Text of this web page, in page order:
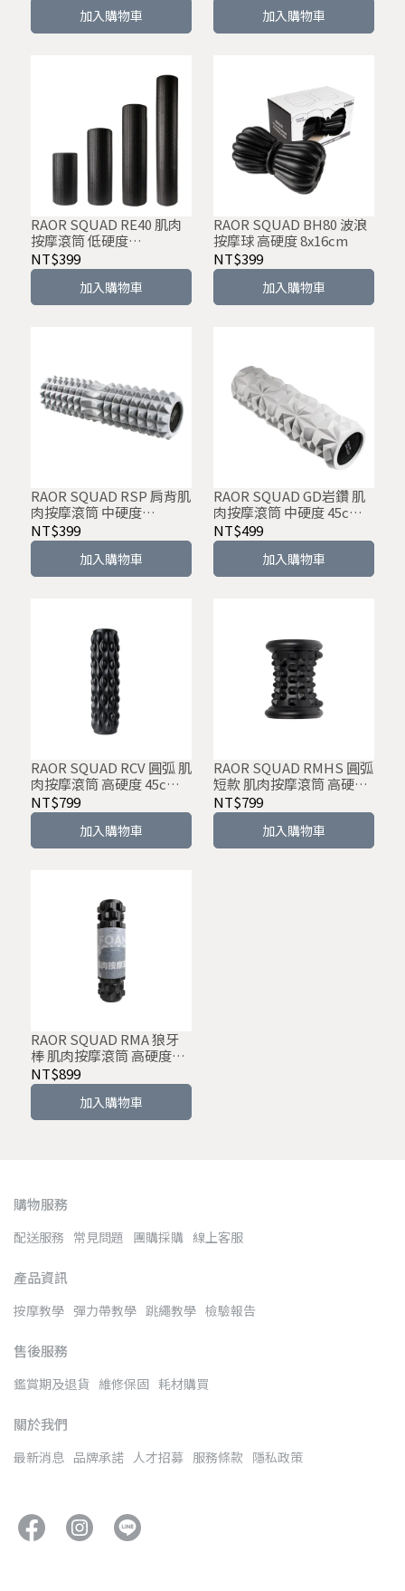
加入購物車 加入購物車
RAOR SQUAD RE40 肌肉
按摩滾筒 低硬度
30/45/60/90cm 實心
NT$399
加入購物車
RAOR SQUAD BH80 波浪
按摩球 高硬度 8x16cm
NT$399
加入購物車
RAOR SQUAD RSP 肩背肌
肉按摩滾筒 中硬度
33/45cm 實心
NT$399
加入購物車
RAOR SQUAD GD岩鑽 肌
肉按摩滾筒 中硬度 45cm
實心
NT$499
加入購物車
RAOR SQUAD RCV 圓弧 肌
肉按摩滾筒 高硬度 45cm
實心
NT$799
加入購物車
RAOR SQUAD RMHS 圓弧
短款 肌肉按摩滾筒 高硬度
20cm 實心
NT$799
加入購物車
RAOR SQUAD RMA 狼牙
棒 肌肉按摩滾筒 高硬度
45cm 實心
NT$899
加入購物車
購物服務
配送服務 常見問題 團購採購 線上客服
產品資訊
按摩教學 彈力帶教學 跳繩教學 檢驗報告
售後服務
鑑賞期及退貨 維修保固 耗材購買
關於我們
最新消息 品牌承諾 人才招募 服務條款 隱私政策